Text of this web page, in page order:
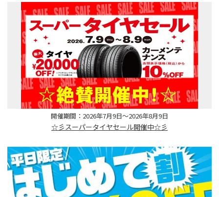
開催期間：2026年7月9日～2026年8月9日
☆彡スーパータイヤセール開催中☆彡